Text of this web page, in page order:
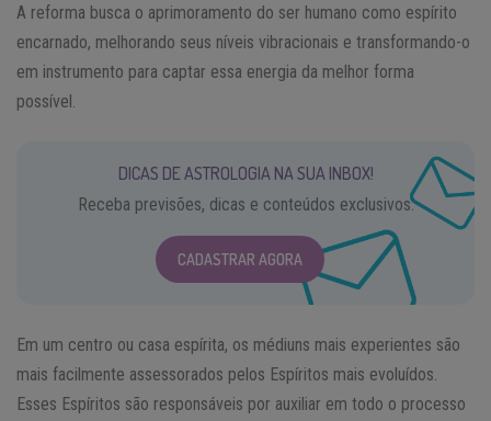
A reforma busca o aprimoramento do ser humano como espírito
encarnado, melhorando seus níveis vibracionais e transformando-o
em instrumento para captar essa energia da melhor forma
possível.
DICAS DE ASTROLOGIA NA SUA INBOX!
Receba previsões, dicas e conteúdos exclusivos.
CADASTRAR AGORA
Em um centro ou casa espírita, os médiuns mais experientes são
mais facilmente assessorados pelos Espíritos mais evoluídos.
Esses Espíritos são responsáveis por auxiliar em todo o processo